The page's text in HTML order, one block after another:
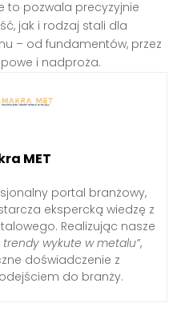
to pozwala precyzyjnie
jak i rodzaj stali dla
– od fundamentów, przez
i nadproża.
MET
portal branżowy,
ekspercką wiedzę z
Realizując nasze
trendy wykute w metalu”,
doświadczenie z
do branży.